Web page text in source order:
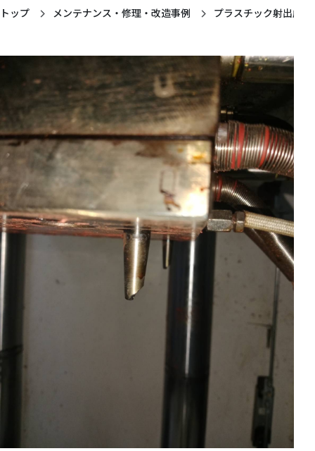
トップ メンテナンス・修理・改造事例 プラスチック射出成